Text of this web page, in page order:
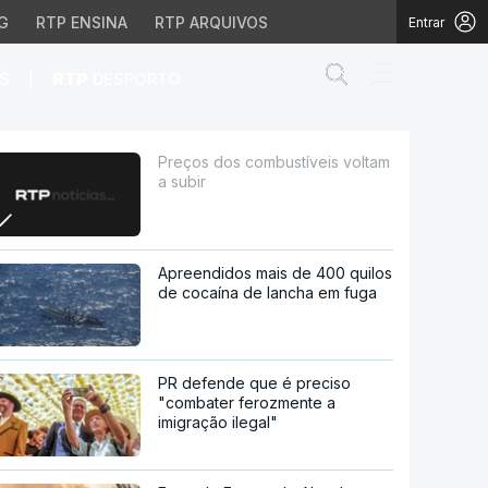
RTP ENSINA RTP ARQUIVOS Entrar
Preços dos combustíveis voltam
a subir
Apreendidos mais de 400 quilos
de cocaína de lancha em fuga
PR defende que é preciso
"combater ferozmente a
imigração ilegal"